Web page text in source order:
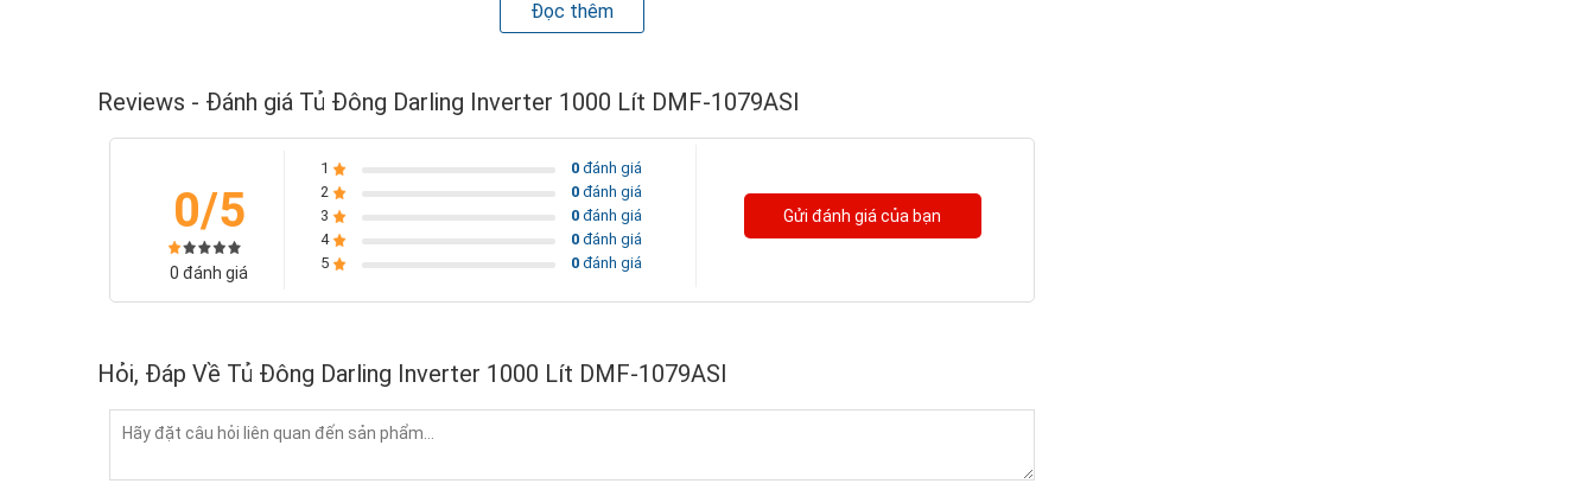
Chất liệu dàn lạnh và thân tủ được làm những chất liệu cao cấp nhất, đáp ứng nhu cầu sử dụng ngày càng
Tính năng đông cứng, cấp đông mềm và giữ mát
Nhiệt độ ngăn đông: -16 C ~ -30 C, dễ dàng đông cứng cũng như bảo quản thực phẩm trong thời gian dài.
Đọc thêm
Reviews - Đánh giá Tủ Đông Darling Inverter 1000 Lít DMF-1079ASI
0/5
0 đánh giá
1 0đánh giá
2
0đánh giá
3
0đánh giá
4
0đánh giá
5
0đánh giá
Gửi đánh giá của bạn
Hỏi, Đáp Về Tủ Đông Darling Inverter 1000 Lít DMF-1079ASI